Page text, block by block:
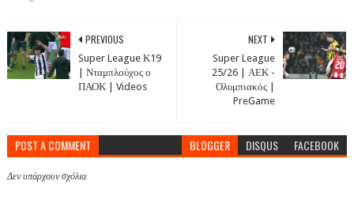
NEXT
Super League
25/26 | ΑΕΚ -
Ολυμπιακός |
PreGame
PREVIOUS
Super League Κ19
| Νταμπλούχος ο
ΠΑΟΚ | Videos
POST A COMMENT BLOGGER DISQUS FACEBOOK
Δεν υπάρχουν σχόλια